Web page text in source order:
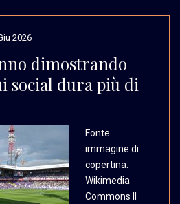
2026
dimostrando
social dura più di
Fonte
immagine di
copertina:
Wikimedia
Commons Il